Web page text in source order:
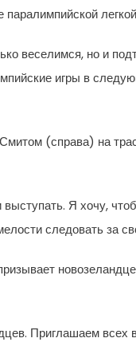
веселимся, но и
игры в
(справа) на
Я хочу,
следовать за
Приглашаем